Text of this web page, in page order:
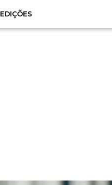
EDIÇÕES